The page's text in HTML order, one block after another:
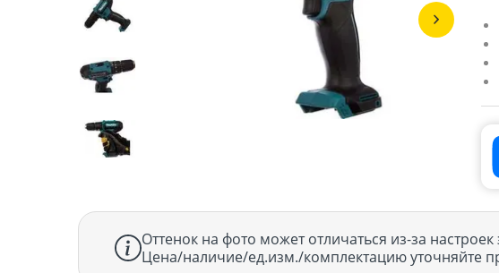
Оттенок на фото может отличаться из-за
Цена/наличие/ед.изм./комплектацию уточняйте